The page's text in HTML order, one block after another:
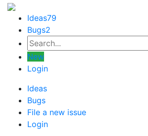
Ideas79
Bugs2
New
Login
Ideas
Bugs
File a new issue
Login